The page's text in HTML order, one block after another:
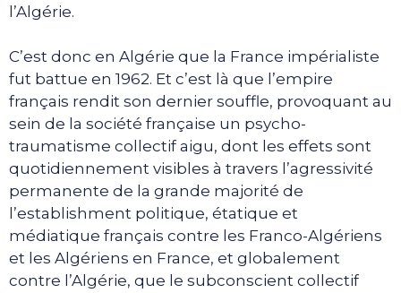
l’Algérie.
C’est donc en Algérie que la France impérialiste
fut battue en 1962. Et c’est là que l’empire
français rendit son dernier souffle, provoquant au
sein de la société française un psycho-
traumatisme collectif aigu, dont les effets sont
quotidiennement visibles à travers l’agressivité
permanente de la grande majorité de
l’establishment politique, étatique et
médiatique français contre les Franco-Algériens
et les Algériens en France, et globalement
contre l’Algérie, que le subconscient collectif